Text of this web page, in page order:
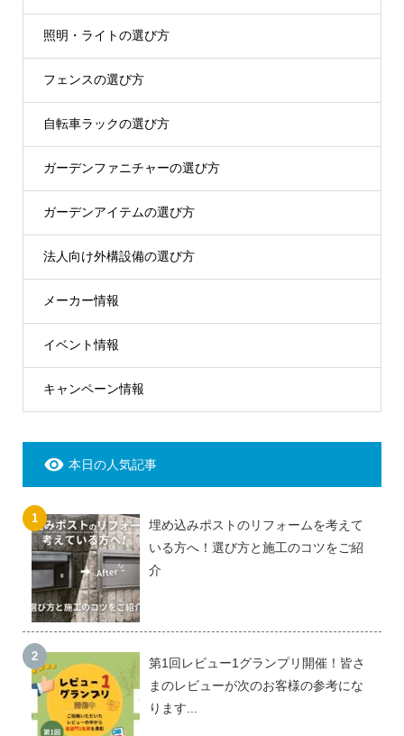
照明・ライトの選び方
フェンスの選び方
自転車ラックの選び方
ガーデンファニチャーの選び方
ガーデンアイテムの選び方
法人向け外構設備の選び方
メーカー情報
イベント情報
キャンペーン情報
本日の人気記事
埋め込みポストのリフォームを考えて
いる方へ！選び方と施工のコツをご紹
介
第1回レビュー1グランプリ開催！皆さ
まのレビューが次のお客様の参考にな
ります...